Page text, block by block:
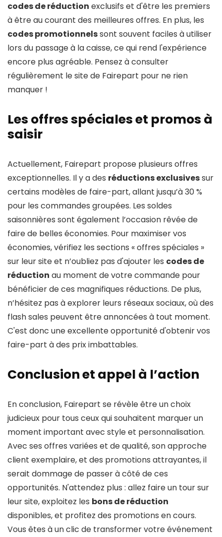
codes de réduction exclusifs et d'être les premiers
à être au courant des meilleures offres. En plus, les
codes promotionnelssont souvent faciles à utiliser
lors du passage à la caisse, ce qui rend l'expérience
encore plus agréable. Pensez à consulter
régulièrement le site de Fairepart pour ne rien
manquer !
Les offres spéciales et promos à
saisir
Actuellement, Fairepart propose plusieurs offres
exceptionnelles. Il y a des réductions exclusivessur
certains modèles de faire-part, allant jusqu’à 30 %
pour les commandes groupées. Les soldes
saisonnières sont également l’occasion rêvée de
faire de belles économies. Pour maximiser vos
économies, vérifiez les sections « offres spéciales »
sur leur site et n’oubliez pas d'ajouter les codes de
réduction au moment de votre commande pour
bénéficier de ces magnifiques réductions. De plus,
n’hésitez pas à explorer leurs réseaux sociaux, où des
flash sales peuvent être annoncées à tout moment.
C'est donc une excellente opportunité d'obtenir vos
faire-part à des prix imbattables.
Conclusion et appel à l’action
En conclusion, Fairepart se révèle être un choix
judicieux pour tous ceux qui souhaitent marquer un
moment important avec style et personnalisation.
Avec ses offres variées et de qualité, son approche
client exemplaire, et des promotions attrayantes, il
serait dommage de passer à côté de ces
opportunités. N'attendez plus : allez faire un tour sur
leur site, exploitez les bons de réduction
disponibles, et profitez des promotions en cours.
Vous êtes à un clic de transformer votre événement